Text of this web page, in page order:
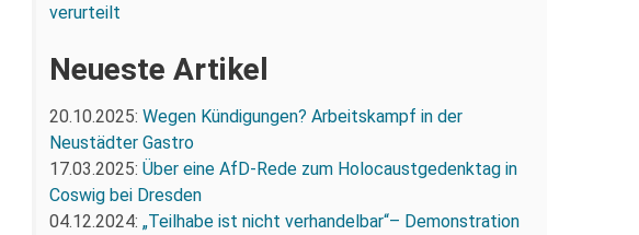
verurteilt
Neueste Artikel
20.10.2025: Wegen Kündigungen? Arbeitskampf in der
Neustädter Gastro
17.03.2025: Über eine AfD-Rede zum Holocaustgedenktag in
Coswig bei Dresden
04.12.2024: „Teilhabe ist nicht verhandelbar“– Demonstration